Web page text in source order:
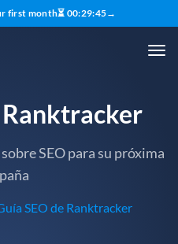
first month⏳ 00:29:44→
Ranktracker
SEO para su próxima
SEO de Ranktracker